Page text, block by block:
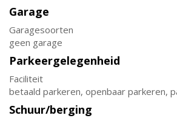
Garage
Garagesoorten
geen garage
Parkeergelegenheid
Faciliteit
betaald parkeren, openbaar parkeren,
Schuur/berging